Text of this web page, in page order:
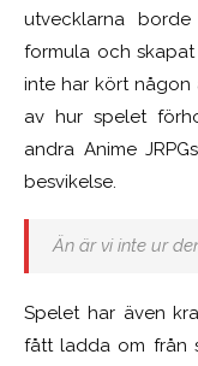
utvecklarna
formula och
inte har kört
av hur spelet
andra Anime
besvikelse.
Än är vi inte ur
Spelet har även
fått ladda om från